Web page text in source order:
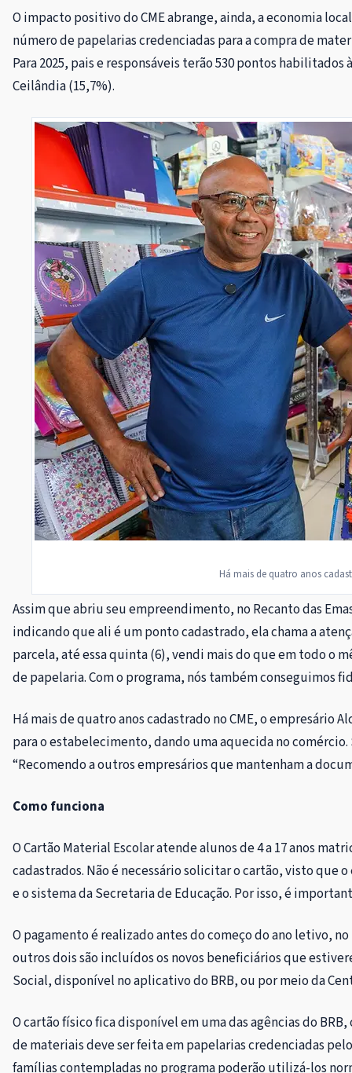
O impacto positivo do CME abrange, ainda, a economia
número de papelarias credenciadas para a compra de
Para 2025, pais e responsáveis terão 530 pontos
Ceilândia (15,7%).
Há mais de quatro anos
Assim que abriu seu empreendimento, no Recanto das
indicando que ali é um ponto cadastrado, ela chama a
parcela, até essa quinta (6), vendi mais do que em todo o
de papelaria. Com o programa, nós também conseguimos
Há mais de quatro anos cadastrado no CME, o
para o estabelecimento, dando uma aquecida no comércio.
“Recomendo a outros empresários que mantenham a
Como funciona
O Cartão Material Escolar atende alunos de 4 a 17 anos
cadastrados. Não é necessário solicitar o cartão, visto
e o sistema da Secretaria de Educação. Por isso, é
O pagamento é realizado antes do começo do ano letivo,
outros dois são incluídos os novos beneficiários que
Social, disponível no aplicativo do BRB, ou por meio da
O cartão físico fica disponível em uma das agências do
de materiais deve ser feita em papelarias credenciadas
famílias contempladas no programa poderão utilizá-los